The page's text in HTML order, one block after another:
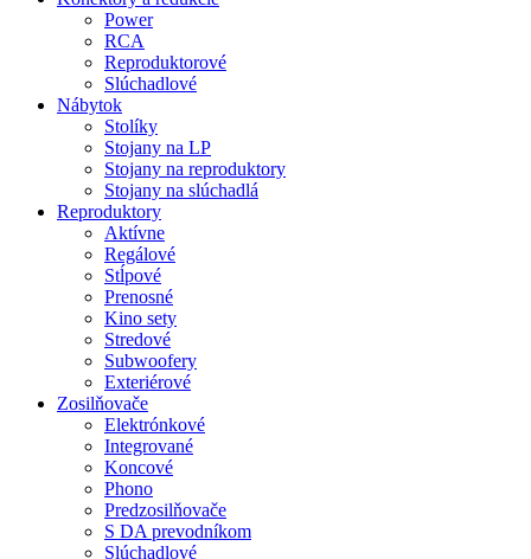
Power
RCA
Reproduktorové
Slúchadlové
Nábytok
Stolíky
Stojany na LP
Stojany na reproduktory
Stojany na slúchadlá
Reproduktory
Aktívne
Regálové
Stĺpové
Prenosné
Kino sety
Stredové
Subwoofery
Exteriérové
Zosilňovače
Elektrónkové
Integrované
Koncové
Phono
Predzosilňovače
S DA prevodníkom
Slúchadlové